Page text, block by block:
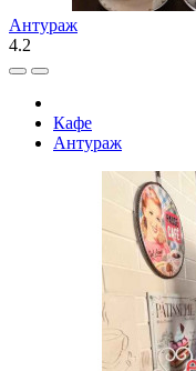
Антураж
4.2
Кафе
Антураж